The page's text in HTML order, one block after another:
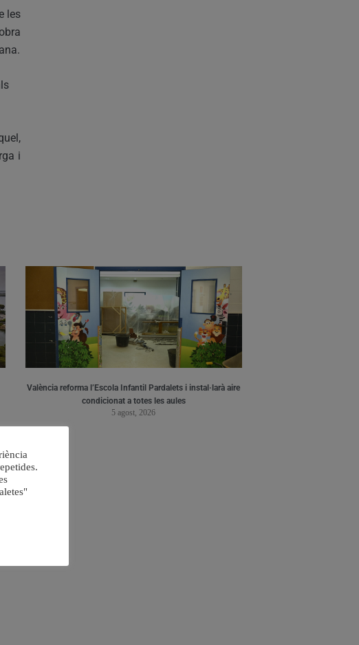
les
i
València reforma l’Escola Infantil Pardalets i instal·larà aire
condicionat a totes les aules
5 agost, 2026